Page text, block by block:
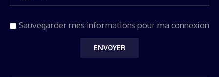
Sauvegarder mes informations pour ma connexion